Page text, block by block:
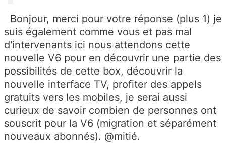
Bonjour, merci pour votre réponse (plus 1) je
suis également comme vous et pas mal
d'intervenants ici nous attendons cette
nouvelle V6 pour en découvrir une partie des
possibilités de cette box, découvrir la
nouvelle interface TV, profiter des appels
gratuits vers les mobiles, je serai aussi
curieux de savoir combien de personnes ont
souscrit pour la V6 (migration et séparément
nouveaux abonnés). @mitié.